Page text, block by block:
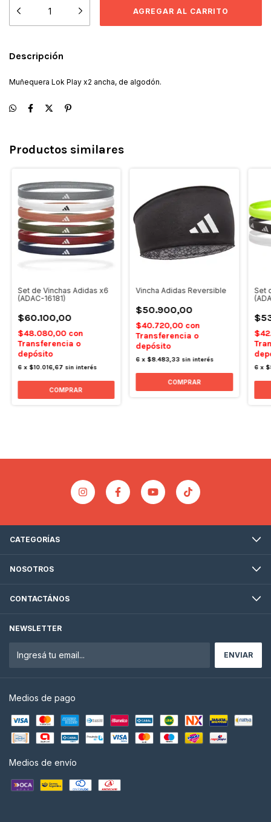
Descripción
Muñequera Lok Play x2 ancha, de algodón.
Productos similares
Set de Vinchas Adidas x6
(ADAC-16181)
$60.100,00
$48.080,00 con
Transferencia o
depósito
6 x $10.016,67 sin interés
Vincha Adidas Reversible
$50.900,00
$40.720,00 con
Transferencia o
depósito
6 x$8.483,33 sin interés
COMPRAR
Set
6 x
CATEGORÍAS
NOSOTROS
CONTACTÁNOS
NEWSLETTER
Medios de pago
Medios de envío